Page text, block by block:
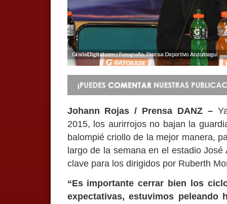
Johann Rojas / Prensa DANZ –
2015, los aurirrojos no bajan la
balompié criollo de la mejor manera,
largo de la semana en el estadio
clave para los dirigidos por Ruberth
“Es importante cerrar bien los
expectativas, estuvimos